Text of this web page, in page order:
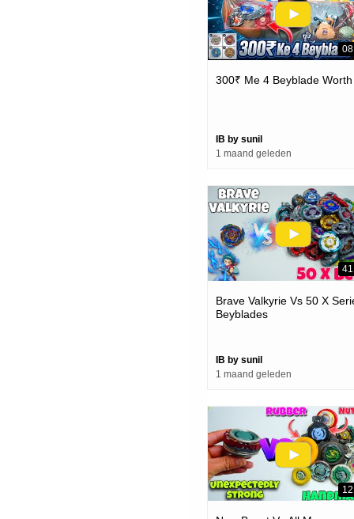
300₹ Me 4 Beyblade
IB by sunil
1 maand geleden
Brave Valkyrie Vs 50 X
Beyblades
IB by sunil
1 maand geleden